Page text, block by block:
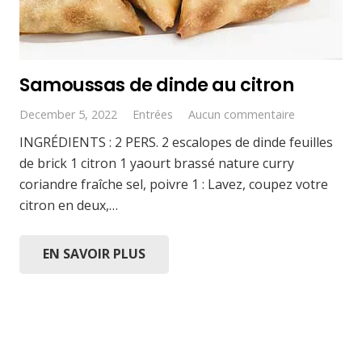
Samoussas de dinde au citron
December 5, 2022 Entrées Aucun commentaire
INGRÉDIENTS : 2 PERS. 2 escalopes de dinde feuilles
de brick 1 citron 1 yaourt brassé nature curry
coriandre fraîche sel, poivre 1 : Lavez, coupez votre
citron en deux,…
EN SAVOIR PLUS